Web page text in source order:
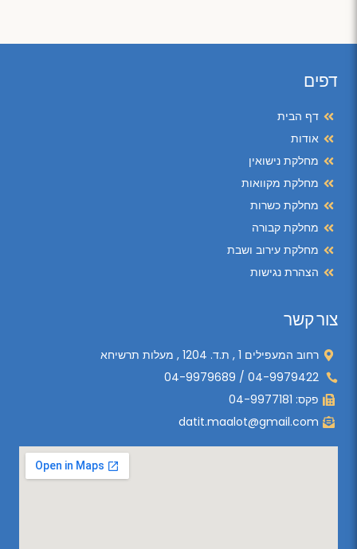
דפים
דף הבית
אודות
מחלקת נישואין
מחלקת מקוואות
מחלקת כשרות
מחלקת קבורה
מחלקת עירוב ושבת
הצהרת נגישות
צור קשר
רחוב המעפילים 1 , ת.ד. 1204 , מעלות תרשיחא
04-9979422 / 04-9979689
פקס: 04-9977181
datit.maalot@gmail.com